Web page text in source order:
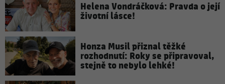
Helena Vondráčková: Pravda o její
životní lásce!
Honza Musil přiznal těžké
rozhodnutí: Roky se připravoval,
stejně to nebylo lehké!